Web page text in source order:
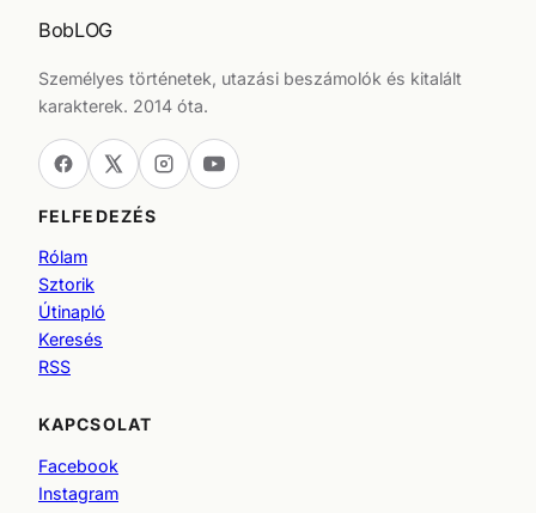
BobLOG
Személyes történetek, utazási beszámolók és kitalált
karakterek. 2014 óta.
FELFEDEZÉS
Rólam
Sztorik
Útinapló
Keresés
RSS
KAPCSOLAT
Facebook
Instagram